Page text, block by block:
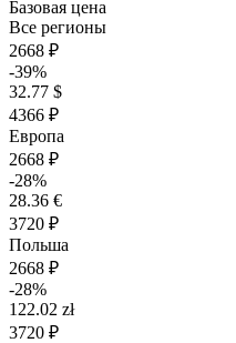
Базовая цена
Все регионы
2668 ₽
-39%
32.77 $
4366 ₽
Европа
2668 ₽
-28%
28.36 €
3720 ₽
Польша
2668 ₽
-28%
122.02 zł
3720 ₽